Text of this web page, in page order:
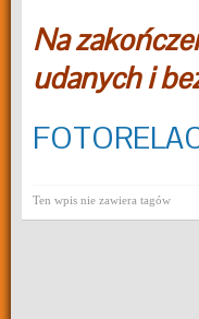
Na
udanych i
Ten wpis nie zawiera tagów